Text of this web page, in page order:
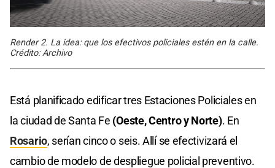
Render 2. La idea: que los efectivos policiales estén en la calle.
Crédito: Archivo
Está planificado edificar tres Estaciones Policiales en
la ciudad de Santa Fe (Oeste, Centro y Norte). En
Rosario, serían cinco o seis. Allí se efectivizará el
cambio de modelo de despliegue policial preventivo.